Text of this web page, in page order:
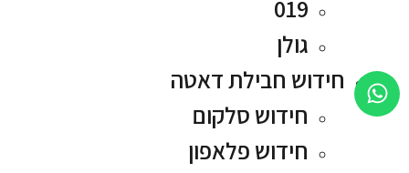
019
גולן
חידוש חבילת דאטה
חידוש סלקום
חידוש פלאפון